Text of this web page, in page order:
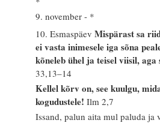
9. november - *
10. EsmaspäevMispärast sa
ei vasta inimesele iga sõna
kõneleb ühel ja teisel viisil,
33,13–14
Kellel kõrv on, see kuulgu,
kogudustele!Ilm 2,7
Issand, palun aita mul paluda ja